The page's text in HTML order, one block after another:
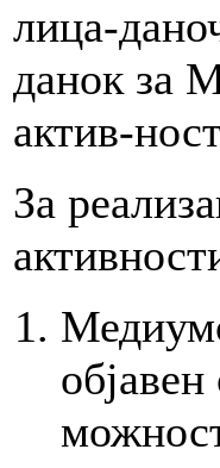
лица-
данок за
актив-
За